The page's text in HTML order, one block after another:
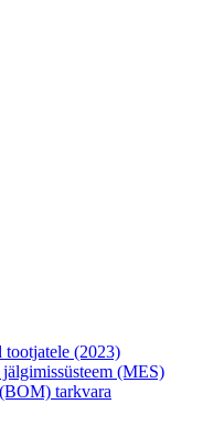
tootjatele (2023)
(MES)
tarkvara